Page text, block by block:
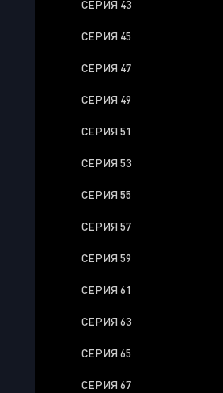
СЕРИЯ 43
СЕРИЯ 45
СЕРИЯ 47
СЕРИЯ 49
СЕРИЯ 51
СЕРИЯ 53
СЕРИЯ 55
СЕРИЯ 57
СЕРИЯ 59
СЕРИЯ 61
СЕРИЯ 63
СЕРИЯ 65
СЕРИЯ 67